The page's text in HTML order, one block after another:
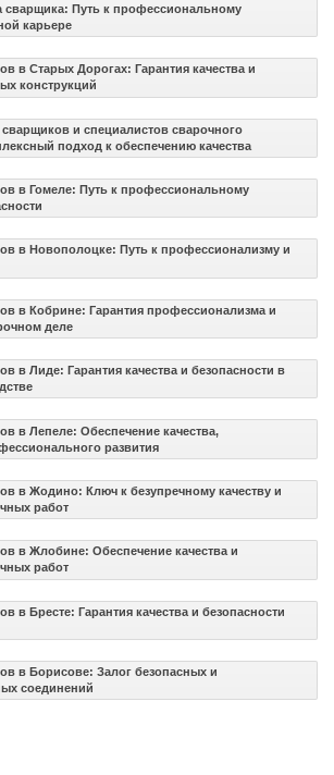
сварщика: Путь к профессиональному
карьере
в Старых Дорогах: Гарантия качества и
конструкций
сварщиков и специалистов сварочного
подход к обеспечению качества
в Гомеле: Путь к профессиональному
в Новополоцке: Путь к профессионализму и
в Кобрине: Гарантия профессионализма и
деле
в Лиде: Гарантия качества и безопасности в
в Лепеле: Обеспечение качества,
развития
в Жодино: Ключ к безупречному качеству и
работ
в Жлобине: Обеспечение качества и
работ
в Бресте: Гарантия качества и безопасности
в Борисове: Залог безопасных и
соединений